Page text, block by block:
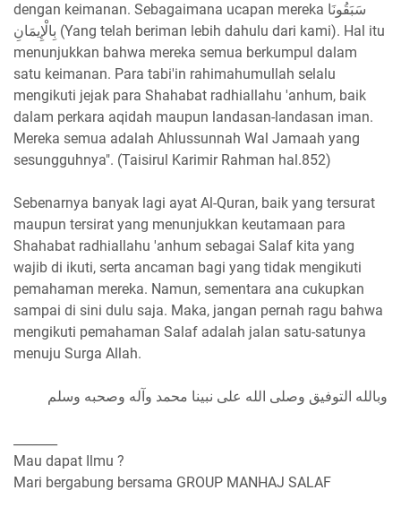
dengan keimanan. Sebagaimana ucapan mereka سَبَقُونَا
بِالْإِيمَانِ (Yang telah beriman lebih dahulu dari kami). Hal itu
menunjukkan bahwa mereka semua berkumpul dalam
satu keimanan. Para tabi'in rahimahumullah selalu
mengikuti jejak para Shahabat radhiallahu 'anhum, baik
dalam perkara aqidah maupun landasan-landasan iman.
Mereka semua adalah Ahlussunnah Wal Jamaah yang
sesungguhnya". (Taisirul Karimir Rahman hal.852)
Sebenarnya banyak lagi ayat Al-Quran, baik yang tersurat
maupun tersirat yang menunjukkan keutamaan para
Shahabat radhiallahu 'anhum sebagai Salaf kita yang
wajib di ikuti, serta ancaman bagi yang tidak mengikuti
pemahaman mereka. Namun, sementara ana cukupkan
sampai di sini dulu saja. Maka, jangan pernah ragu bahwa
mengikuti pemahaman Salaf adalah jalan satu-satunya
menuju Surga Allah.
وبالله التوفيق وصلى الله على نبينا محمد وآله وصحبه وسلم
Mau dapat Ilmu ?
Mari bergabung bersama GROUP MANHAJ SALAF